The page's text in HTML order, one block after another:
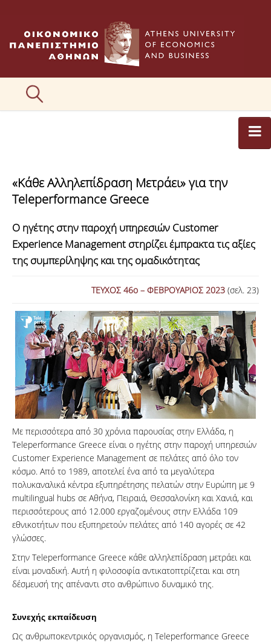
ΚΑΤΗΓΟΡΙΕΣ ΑΡΘΡΩΝ
ΣΥΝΤΑΚΤΙΚΗ ΟΜΑΔΑ
ΕΠΙΚΟΙΝΩΝΙΑ
ΑΝΑΖΗΤΗΣΗ
«Κάθε Αλληλεπίδραση Μετράει» για την
Teleperformance Greece
Ο ηγέτης στην παροχή υπηρεσιών Customer
Experience Management στηρίζει έμπρακτα τις αξίες
της συμπερίληψης και της ομαδικότητας
ΤΕΥΧΟΣ 46ο – ΦΕΒΡΟΥΑΡΙΟΣ 2023 (σελ. 23)
Με περισσότερα από 30 χρόνια παρουσίας στην Ελλάδα, η
Teleperformance Greece είναι ο ηγέτης στην παροχή υπηρεσιών
Customer Experience Management σε πελάτες από όλο τον
κόσμο. Από το 1989, αποτελεί ένα από τα μεγαλύτερα
πολυκαναλικά κέντρα εξυπηρέτησης πελατών στην Ευρώπη με 9
multilingual hubs σε Αθήνα, Πειραιά, Θεσσαλονίκη και Χανιά, και
περισσότερους από 12.000 εργαζομένους στην Ελλάδα 109
εθνικοτήτων που εξυπηρετούν πελάτες από 140 αγορές σε 42
γλώσσες.
Στην Teleperformance Greece κάθε αλληλεπίδραση μετράει και
είναι μοναδική. Αυτή η φιλοσοφία αντικατοπτρίζεται και στη
δέσμευσή της απέναντι στο ανθρώπινο δυναμικό της.
Συνεχής εκπαίδευση
Ως ανθρωποκεντρικός οργανισμός, η Teleperformance Greece